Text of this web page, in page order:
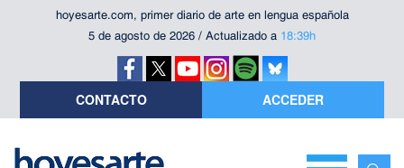
hoyesarte.com, primer diario de arte en lengua española
5 de agosto de 2026 / Actualizado a 18:39h
CONTACTO ACCEDER